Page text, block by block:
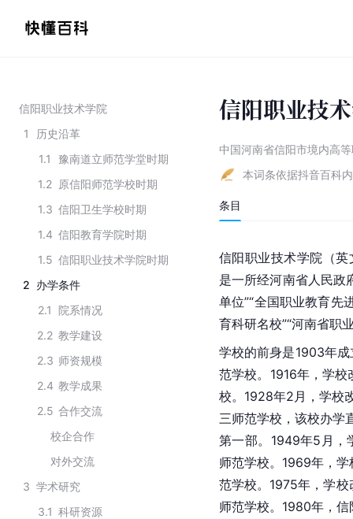
信阳职业技术学院
1
历史沿革
1.1
豫南道立师范学堂时期
1.2 原信阳师范学校时期
1.3 信阳卫生学校时期
1.4 信阳教育学院时期
1.5 信阳职业技术学院时期
2 办学条件
2.1 院系情况
2.2 教学建设
2.3 师资规模
2.4 教学成果
2.5 合作交流
校企合作
对外交流
3 学术研究
3.1 科研资源
信阳职业技
中国河南省信阳市境内高
本词条依据抖音百科
条目
信阳职业技术学院（
是一所经河南省人民政
单位”“全国职业教育先
育科研名校”“河南省职
学校的前身是1903年成
范学校。1916年，学
校。1928年2月，学校
三师范学校，该校办学
第一部。1949年5月，
师范学校。1969年，
范学校。1975年，学
师范学校。1980年，